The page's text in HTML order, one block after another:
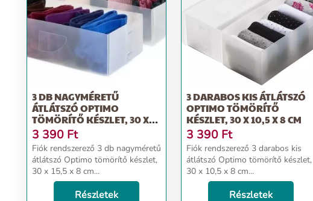
3 DB NAGYMÉRETŰ
ÁTLÁTSZÓ OPTIMO
TÖMÖRÍTŐ KÉSZLET, 30 X
15,5 X 8 CM
3 390 Ft
Fiók rendszerező 3 db nagyméretű
átlátszó Optimo tömörítő készlet,
30 x 15,5 x 8 cm...
Részletek
3 DARABOS KIS ÁTLÁTSZÓ
OPTIMO TÖMÖRÍTŐ
KÉSZLET, 30 X 10,5 X 8 CM
3 390 Ft
Fiók rendszerező 3 darabos kis
átlátszó Optimo tömörítő készlet,
30 x 10,5 x 8 cm...
Részletek